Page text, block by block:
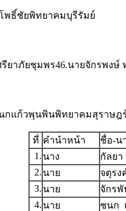
พธิ์ชัยพิทยาคมบุรีรัมย์
ยาภัยชุมพร46.นายจักรพง
กแก้วพุนพินพิทยาคมสุราษ
ที่ คำนำหน้า ชื่อ-น
1. นาง กัลยา
2. นาย จตุรง
3. นาย จักร
4. นาย ชนก